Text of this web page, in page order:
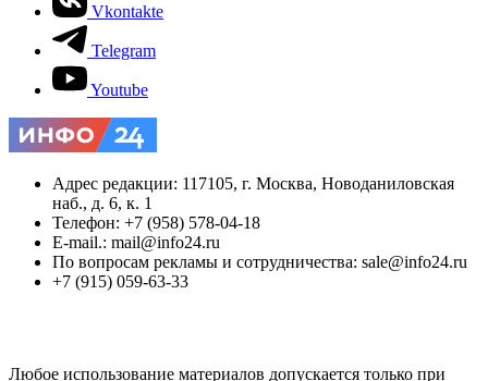
Vkontakte
Telegram
Youtube
Адрес редакции: 117105, г. Москва, Новоданиловская
наб., д. 6, к. 1
Телефон: +7 (958) 578-04-18
E-mail.: mail@info24.ru
По вопросам рекламы и сотрудничества: sale@info24.ru
+7 (915) 059-63-33
Любое использование материалов допускается только при